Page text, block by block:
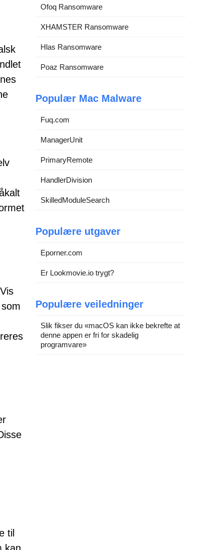
til
Ofoq Ransomware
XHAMSTER Ransomware
Hlas Ransomware
Poaz Ransomware
Populær Mac Malware
Fuq.com
ManagerUnit
PrimaryRemote
HandlerDivision
SkilledModuleSearch
Populære utgaver
Eporner.com
Er Lookmovie.io trygt?
Populære veiledninger
Slik fikser du «macOS kan ikke bekrefte at
denne appen er fri for skadelig
programvare»